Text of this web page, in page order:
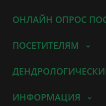
ОНЛАЙН ОПРОС
ПОСЕТИТЕЛЯМ
ИНФОРМАЦИЯ